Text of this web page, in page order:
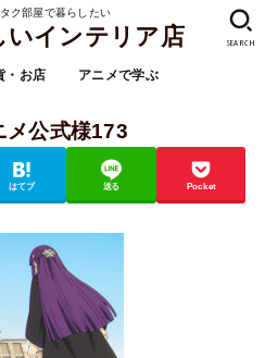
ク部屋で暮らしたい
いインテリア店
・お店 アニメで学ぶ
SEARCH
メ公式様173
はてブ 送る Pocket